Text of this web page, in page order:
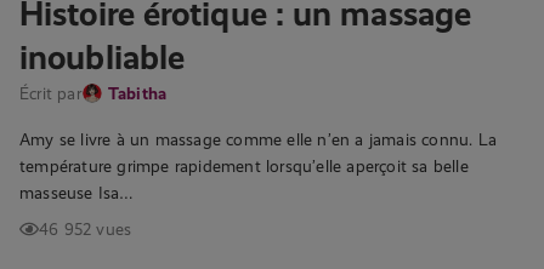
Histoire érotique : un massage
inoubliable
Écrit par Tabitha
Amy se livre à un massage comme elle n’en a jamais connu. La
température grimpe rapidement lorsqu’elle aperçoit sa belle
masseuse Isa…
46 952 vues